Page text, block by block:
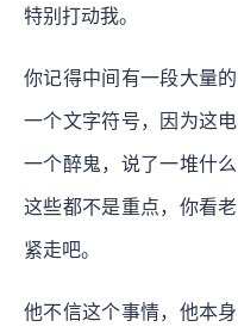
特别打动我。
你记得中间有一段大量
一个文字符号，因为这
一个醉鬼，说了一堆什
这些都不是重点，你看
紧走吧。
他不信这个事情，他本